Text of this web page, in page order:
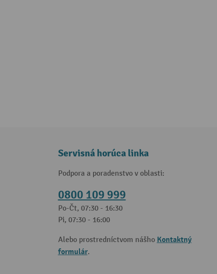
Servisná horúca linka
Podpora a poradenstvo v oblasti:
0800 109 999
Po-Čt, 07:30 - 16:30
Pi, 07:30 - 16:00
Alebo prostredníctvom nášho Kontaktný
formulár.